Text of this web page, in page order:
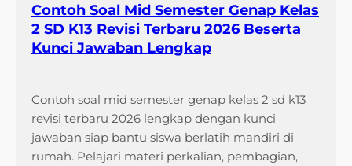
Contoh Soal Mid Semester Genap Kelas
2 SD K13 Revisi Terbaru 2026 Beserta
Kunci Jawaban Lengkap
Contoh soal mid semester genap kelas 2 sd k13
revisi terbaru 2026 lengkap dengan kunci
jawaban siap bantu siswa berlatih mandiri di
rumah. Pelajari materi perkalian, pembagian,